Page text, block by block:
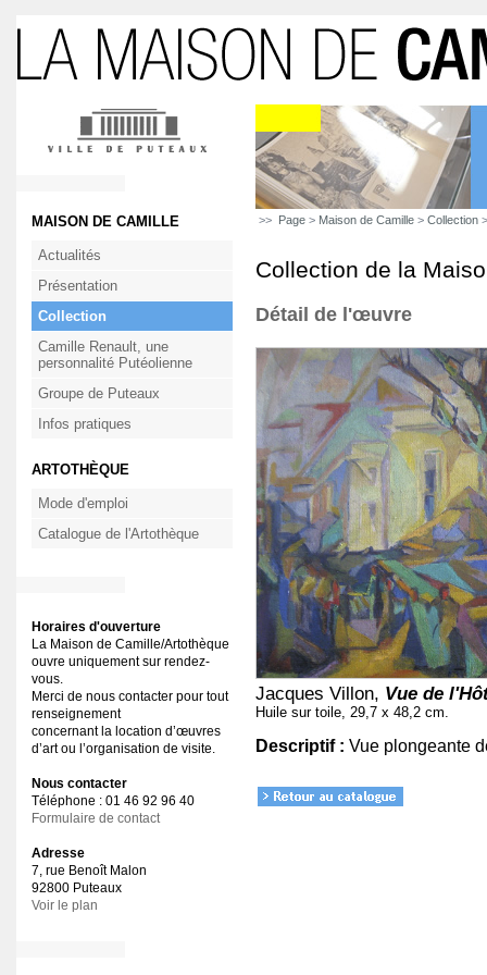
MAISON DE CAMILLE
Actualités
Présentation
Collection
Camille Renault, une
personnalité Putéolienne
Groupe de Puteaux
Infos pratiques
ARTOTHÈQUE
Mode d'emploi
Catalogue de l'Artothèque
Horaires d'ouverture
La Maison de Camille/Artothèque
ouvre uniquement sur rendez-
vous.
Merci de nous contacter pour tout
renseignement
concernant la location d’œuvres
d’art ou l’organisation de visite.
Nous contacter
Téléphone : 01 46 92 96 40
Formulaire de contact
Adresse
7, rue Benoît Malon
92800 Puteaux
Voir le plan
>> Page > Maison de Camille > Collection
Collection de la
Détail de l'œuvre
Jacques Villon, Vue de
Huile sur toile, 29,7 x 48,2 cm.
Descriptif : Vue plongeante